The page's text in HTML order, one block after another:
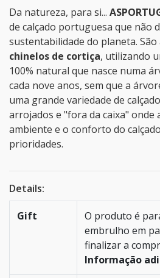
Da natureza, para si...
de calçado portuguesa que não
sustentabilidade do planeta.
chinelos de cortiça, utilizando
100% natural que nasce numa
cada nove anos, sem que a
uma grande variedade de
arrojados e "fora da caixa" onde
ambiente e o conforto do
prioridades.
Details:
Gift
O produto é
embrulho em
finalizar a
Informação